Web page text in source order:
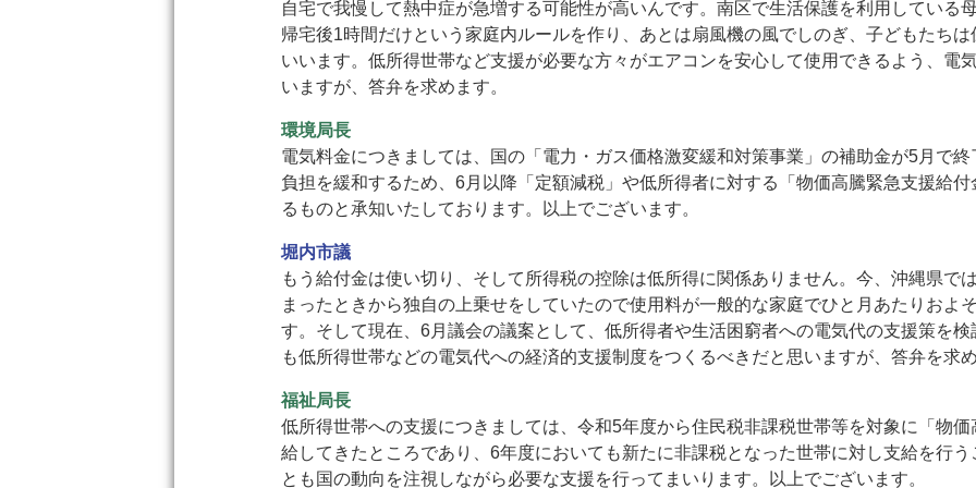
自宅で我慢して熱中症が急増する可能性が高いんです。南区で生活保護を利用している
帰宅後1時間だけという家庭内ルールを作り、あとは扇風機の風でしのぎ、子どもたち
いいます。低所得世帯など支援が必要な方々がエアコンを安心して使用できるよう、電
いますが、答弁を求めます。
環境局長
電気料金につきましては、国の「電力・ガス価格激変緩和対策事業」の補助金が5月で
負担を緩和するため、6月以降「定額減税」や低所得者に対する「物価高騰緊急支援給
るものと承知いたしております。以上でございます。
堀内市議
もう給付金は使い切り、そして所得税の控除は低所得に関係ありません。今、沖縄県で
まったときから独自の上乗せをしていたので使用料が一般的な家庭でひと月あたりおよ
す。そして現在、6月議会の議案として、低所得者や生活困窮者への電気代の支援策を
も低所得世帯などの電気代への経済的支援制度をつくるべきだと思いますが、答弁を求
福祉局長
低所得世帯への支援につきましては、令和5年度から住民税非課税世帯等を対象に「物
給してきたところであり、6年度においても新たに非課税となった世帯に対し支給を行
とも国の動向を注視しながら必要な支援を行ってまいります。以上でございます。